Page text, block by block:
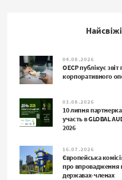
04.08.2026
ОЕСР публікує
корпоративного
03.08.2026
10 липня
участь в GLOBAL
2026
16.07.2026
Європейська
про впровадження
державах-членах